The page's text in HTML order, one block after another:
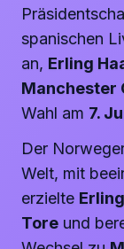
spanischen
an, Erling
Manchester
Wahl am 7.
Der
Welt, mit
erzielte
Tore und